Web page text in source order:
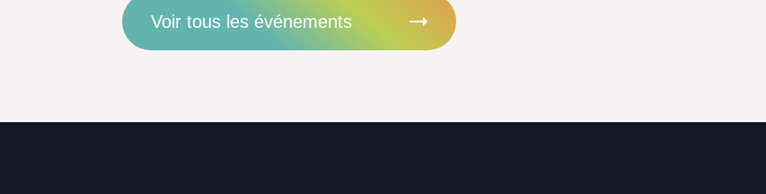
Voir tous les événements